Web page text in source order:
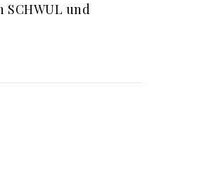
SCHWUL und